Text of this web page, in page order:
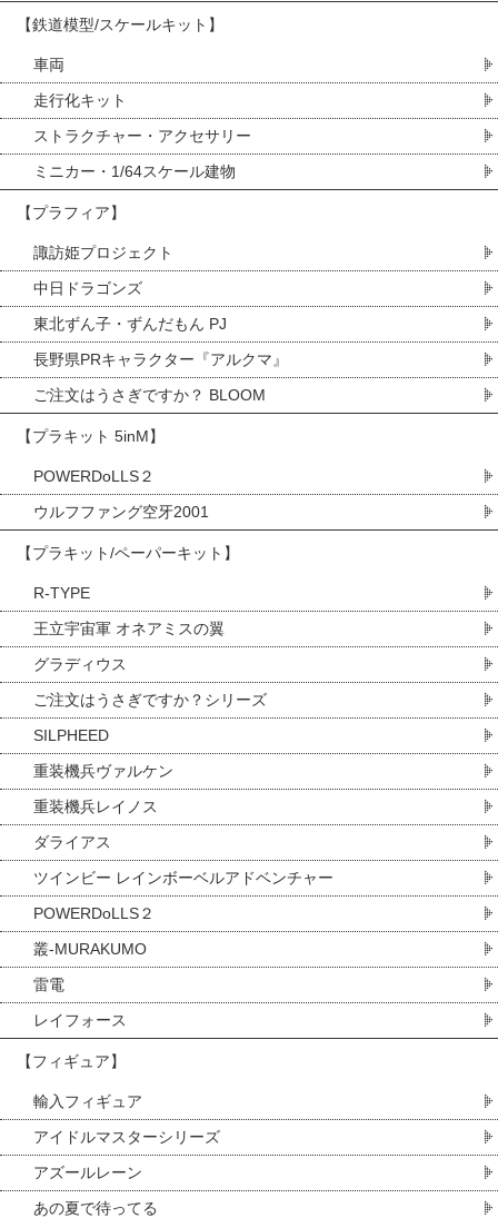
【鉄道模型/スケールキット】
車両
走行化キット
ストラクチャー・アクセサリー
ミニカー・1/64スケール建物
【プラフィア】
諏訪姫プロジェクト
中日ドラゴンズ
東北ずん子・ずんだもん PJ
長野県PRキャラクター『アルクマ』
ご注文はうさぎですか？ BLOOM
【プラキット 5inM】
POWERDoLLS２
ウルフファング空牙2001
【プラキット/ペーパーキット】
R-TYPE
王立宇宙軍 オネアミスの翼
グラディウス
ご注文はうさぎですか？シリーズ
SILPHEED
重装機兵ヴァルケン
重装機兵レイノス
ダライアス
ツインビー レインボーベルアドベンチャー
POWERDoLLS２
叢-MURAKUMO
雷電
レイフォース
【フィギュア】
輸入フィギュア
アイドルマスターシリーズ
アズールレーン
あの夏で待ってる